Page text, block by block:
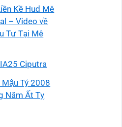
Kề Hud Mê
– Video về
Tư Tại Mê
Ciputra
Tý 2008
Năm Ất Tỵ